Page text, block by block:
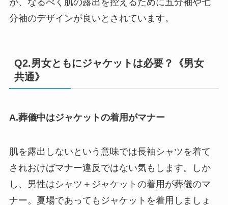
が、なるべく肌の露出を控えるために五分袖や七
分袖のデザインが良いとされています。
Q2.男女ともにジャケットは必要？《男女
共通》
A.葬儀中はジャケットの着用がマナー
肌を露出しないという意味では長袖シャツを着て
されおけばマナー違反ではない気もします。しか
し、男性はシャツ＋ジャケットの着用が葬儀のマ
ナー。夏場であってもジャケットを着用しましょ